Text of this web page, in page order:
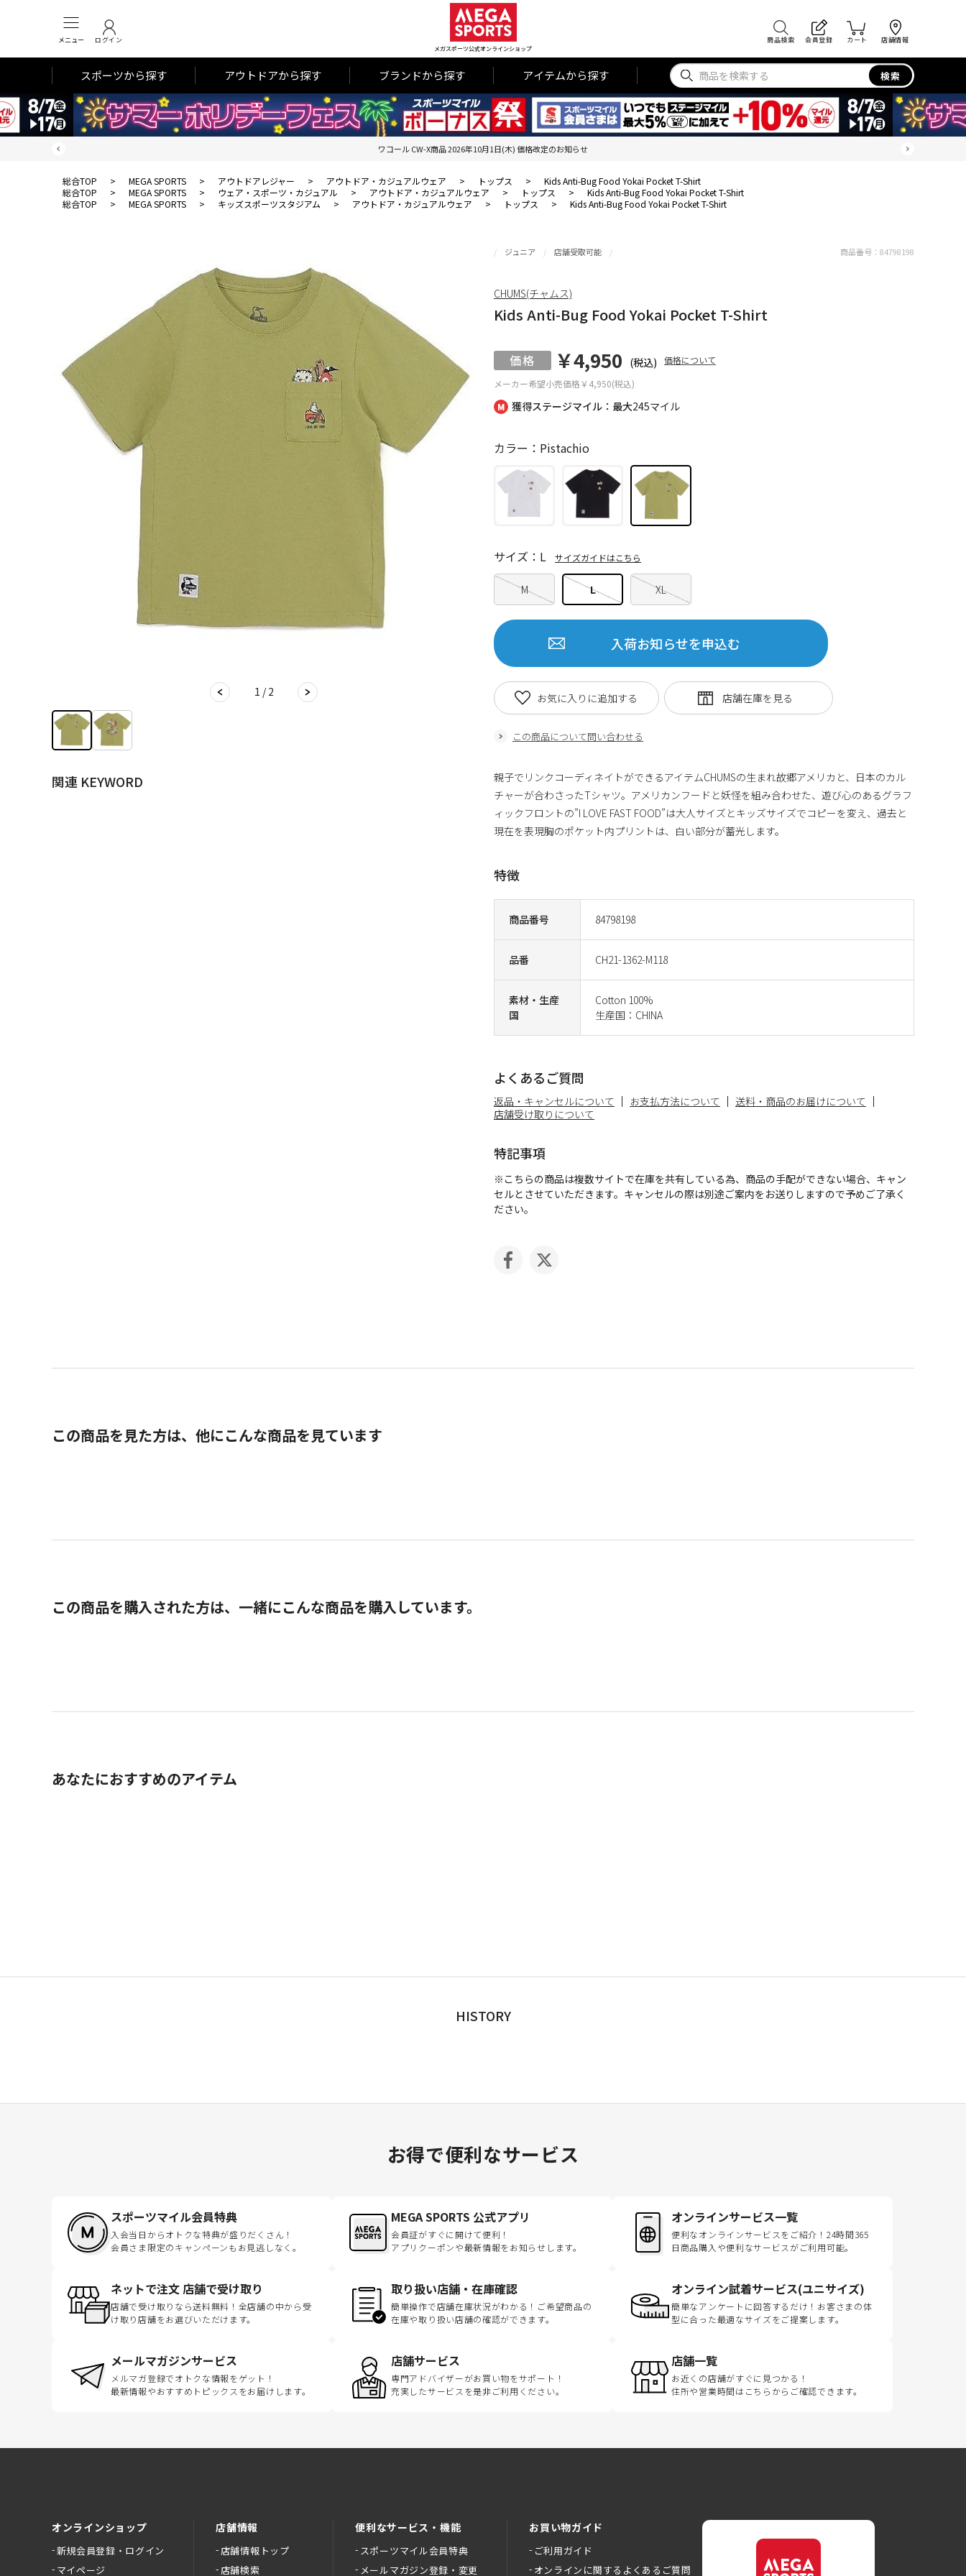
メニュー ログイン
メガスポーツ公式オンラインショップ
商品検索 会員登録 カート 店舗情報
スポーツから探す アウトドアから探す ブランドから探す アイテムから探す 検索
ワコール CW-X商品 2026年10月1日(木) 価格改定のお知らせ
総合TOP > MEGA SPORTS > アウトドアレジャー > アウトドア・カジュアルウェア > トップス >
Kids Anti-Bug Food Yokai Pocket T-Shirt
総合TOP
> MEGA SPORTS > ウェア・スポーツ・カジュアル > アウトドア・カジュアルウェア > トップス >
Kids Anti-Bug Food Yokai Pocket T-Shirt
総合TOP
> MEGA SPORTS > キッズスポーツスタジアム > アウトドア・カジュアルウェア > トップス > Kids Anti-Bug Food Yokai Pocket T-Shirt
1 / 2
関連 KEYWORD
獲得ステージマイル：最大245マイル
ジュニア 店舗受取可能
Kids Anti-Bug Food Yokai Pocket T-Shirt
メーカー希望小売価格￥4,950(税込)
￥4,950 (税込) 価格について
商品番号 84798198
品番 CH21-1362-M118
素材・生産
国
Cotton 100%
生産国：CHINA
カラー：Pistachio
M L XL
サイズ：L サイズガイドはこちら
入荷お知らせを申込む
この商品について問い合わせる
お気に入りに追加する
商品番号： 84798198
CHUMS(チャムス)
親子でリンクコーディネイトができるアイテムCHUMSの生まれ故郷アメリカと、日本のカル
チャーが合わさったTシャツ。アメリカンフードと妖怪を組み合わせた、遊び心のあるグラフ
ィックフロントの”I LOVE FAST FOOD”は大人サイズとキッズサイズでコピーを変え、過去と
現在を表現胸のポケット内プリントは、白い部分が蓄光します。
特徴
よくあるご質問
返品・キャンセルについて お支払方法について
送料・商品のお届けについて
店舗受け取りについて
特記事項
※こちらの商品は複数サイトで在庫を共有している為、商品の手配ができない場合、キャン
セルとさせていただきます。キャンセルの際は別途ご案内をお送りしますので予めご了承く
ださい。
この商品を見た方は、他にこんな商品を見ています
この商品を購入された方は、一緒にこんな商品を購入しています。
あなたにおすすめのアイテム
HISTORY
お得で便利なサービス
スポーツマイル会員特典
入会当日からオトクな特典が盛りだくさん！
会員さま限定のキャンペーンもお見逃しなく。
MEGA SPORTS 公式アプリ
会員証がすぐに開けて便利！
アプリクーポンや最新情報をお知らせします。
オンラインサービス一覧
便利なオンラインサービスをご紹介！24時間365
日商品購入や便利なサービスがご利用可能。
ネットで注文 店舗で受け取り
店舗で受け取りなら送料無料！全店舗の中から受
け取り店舗をお選びいただけます。
取り扱い店舗・在庫確認
簡単操作で店舗在庫状況がわかる！ご希望商品の
在庫や取り扱い店舗の確認ができます。
オンライン試着サービス(ユニサイズ)
簡単なアンケートに回答するだけ！お客さまの体
型に合った最適なサイズをご提案します。
メールマガジンサービス
メルマガ登録でオトクな情報をゲット！
最新情報やおすすめトピックスをお届けします。
店舗サービス
専門アドバイザーがお買い物をサポート！
充実したサービスを是非ご利用ください。
店舗一覧
お近くの店舗がすぐに見つかる！
住所や営業時間はこちらからご確認できます。
オンラインショップ
新規会員登録・ログイン
マイページ
店舗情報
店舗情報トップ
店舗検索
便利なサービス・機能
スポーツマイル会員特典
メールマガジン登録・変更
お買い物ガイド
ご利用ガイド
オンラインに関するよくあるご質問